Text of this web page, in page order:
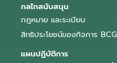
กลไกสนับสนุน
กฎหมาย และระเบียบ
สิทธิประโยชน์ของกิจการ BCG
แผนปฏิบัติการ